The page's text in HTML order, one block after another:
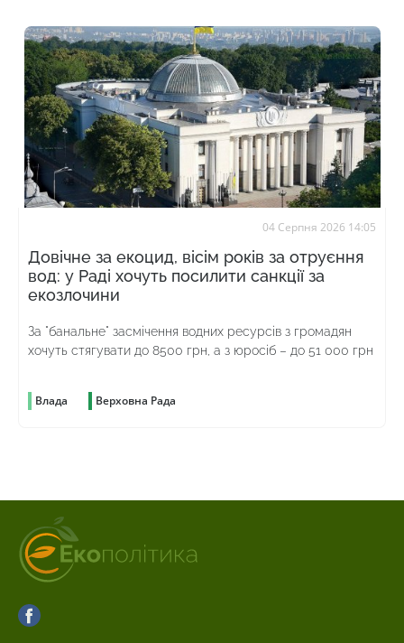
04 Серпня 2026 14:05
Довічне за екоцид, вісім років за отруєння
вод: у Раді хочуть посилити санкції за
екозлочини
За "банальне" засмічення водних ресурсів з громадян
хочуть стягувати до 8500 грн, а з юросіб – до 51 000 грн
Влада Верховна Рада